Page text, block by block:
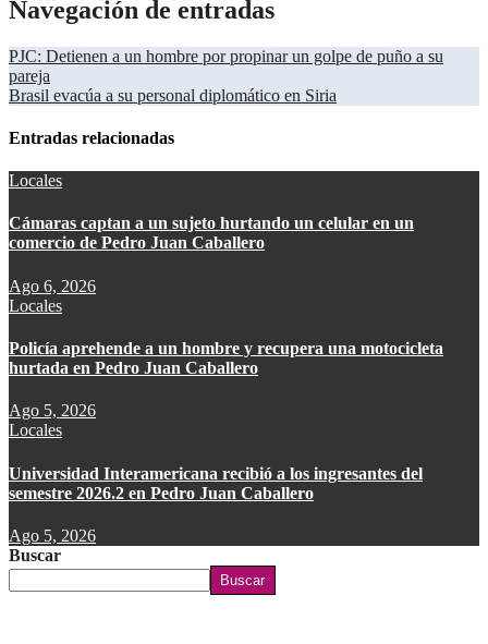
Navegación de entradas
PJC: Detienen a un hombre por propinar un golpe de puño a su
pareja
Brasil evacúa a su personal diplomático en Siria
Entradas relacionadas
Locales
Cámaras captan a un sujeto hurtando un celular en un
comercio de Pedro Juan Caballero
Ago 6, 2026
Locales
Policía aprehende a un hombre y recupera una motocicleta
hurtada en Pedro Juan Caballero
Ago 5, 2026
Locales
Universidad Interamericana recibió a los ingresantes del
semestre 2026.2 en Pedro Juan Caballero
Ago 5, 2026
Buscar
Buscar